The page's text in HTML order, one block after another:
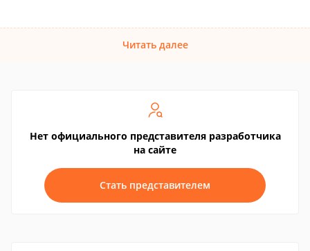
Читать далее
Нет официального представителя разработчика
на сайте
Стать представителем